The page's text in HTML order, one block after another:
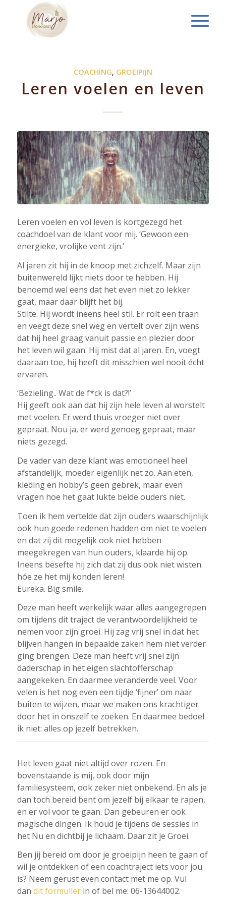
COACHING, GROEIPIJN
Leren voelen en leven
Leren voelen en vol leven is kortgezegd het
coachdoel van de klant voor mij. ‘Gewoon een
energieke, vrolijke vent zijn.’
Al jaren zit hij in de knoop met zichzelf. Maar zijn
buitenwereld lijkt niets door te hebben. Hij
benoemd wel eens dat het even niet zo lekker
gaat, maar daar blijft het bij.
Stilte. Hij wordt ineens heel stil. Er rolt een traan
en veegt deze snel weg en vertelt over zijn wens
dat hij heel graag vanuit passie en plezier door
het leven wil gaan. Hij mist dat al jaren. En, voegt
daaraan toe, hij heeft dit misschien wel nooit écht
ervaren.
‘Bezieling.. Wat de f*ck is dat?!’
Hij geeft ook aan dat hij zijn hele leven al worstelt
met voelen. Er werd thuis vroeger niet over
gepraat. Nou ja, er werd genoeg gepraat, maar
niets gezegd.
De vader van deze klant was emotioneel heel
afstandelijk, moeder eigenlijk net zo. Aan eten,
kleding en hobby’s geen gebrek, maar even
vragen hoe het gaat lukte beide ouders niet.
Toen ik hem vertelde dat zijn ouders waarschijnlijk
ook hun goede redenen hadden om niet te voelen
en dat zij dit mogelijk ook niet hebben
meegekregen van hun ouders, klaarde hij op.
Ineens besefte hij zich dat zij dus ook niet wisten
hóe ze het mij konden leren!
Eureka. Big smile.
Deze man heeft werkelijk waar alles aangegrepen
om tijdens dit traject de verantwoordelijkheid te
nemen voor zijn groei. Hij zag vrij snel in dat het
blijven hangen in bepaalde zaken hem niet verder
ging brengen. Deze man heeft vrij snel zijn
daderschap in het eigen slachtofferschap
aangekeken. En daarmee veranderde veel. Voor
velen is het nog even een tijdje ‘fijner’ om naar
buiten te wijzen, maar we maken ons krachtiger
door het in onszelf te zoeken. En daarmee bedoel
ik niet: alles op jezelf betrekken.
Het leven gaat niet altijd over rozen. En
bovenstaande is mij, ook door mijn
familiesysteem, ook zeker niet onbekend. En als je
dan toch bereid bent om jezelf bij elkaar te rapen,
en er vol voor te gaan. Dan gebeuren er ook
magische dingen. Ik houd je tijdens de sessies in
het Nu en dichtbij je lichaam. Daar zit je Groei.
Ben jij bereid om door je groeipijn heen te gaan of
wil je ontdekken of een coachtraject iets voor jou
is? Neem gerust even contact met me op. Vul
dan dit formulierin of bel me: 06-13644002.